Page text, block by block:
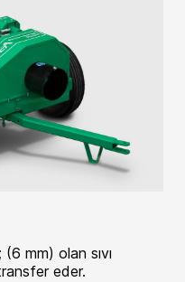
mm) olan sıvı
eder.